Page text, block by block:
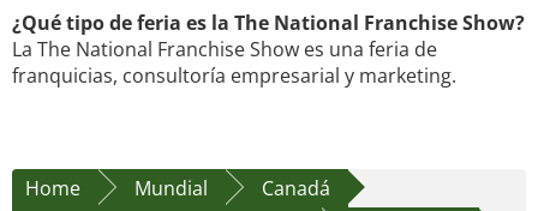
¿Qué tipo de feria es la The National Franchise Show?
La The National Franchise Show es una feria de
franquicias, consultoría empresarial y marketing.
Home Mundial
Canadá